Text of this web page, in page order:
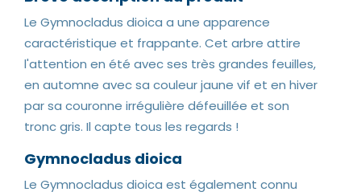
Le Gymnocladus dioica a une apparence
caractéristique et frappante. Cet arbre attire
l'attention en été avec ses très grandes feuilles,
en automne avec sa couleur jaune vif et en hiver
par sa couronne irrégulière défeuillée et son
tronc gris. Il capte tous les regards !
Gymnocladus dioica
Le Gymnocladus dioica est également connu